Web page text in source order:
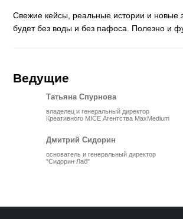
Свежие кейсы, реальные истории и новые
будет без воды и без пафоса. Полезно и
Ведущие
Татьяна Спурнова
владелец и генеральный директор
Креативного MICE Агентства MaxMedium
Дмитрий Сидорин
основатель и генеральный директор
"Сидорин Лаб"